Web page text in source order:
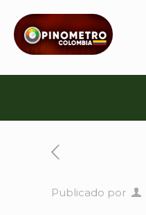
Publicado por